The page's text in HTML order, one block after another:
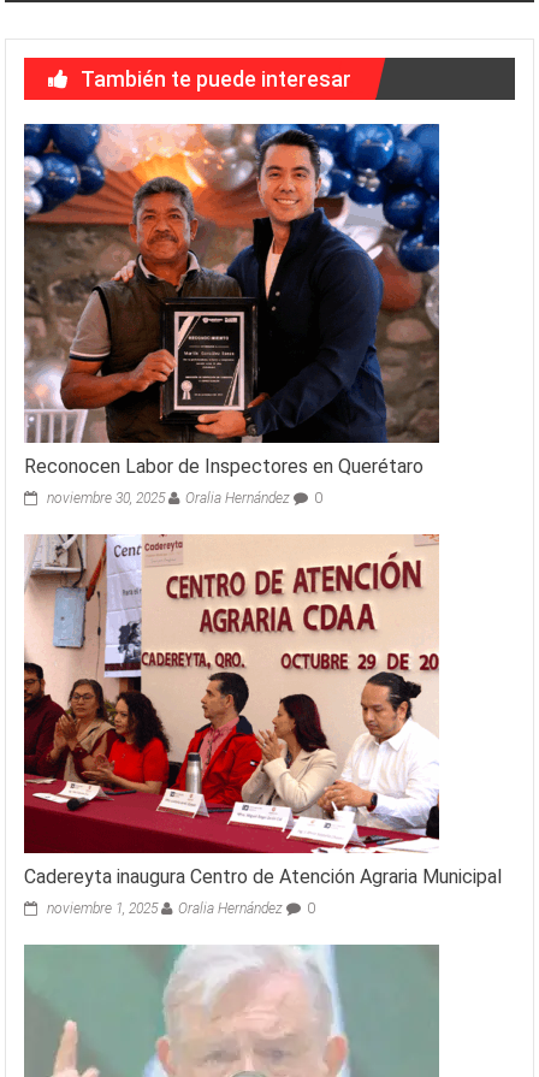
También te puede interesar
Reconocen Labor de Inspectores en Querétaro
noviembre 30, 2025 Oralia Hernández 0
Cadereyta inaugura Centro de Atención Agraria Municipal
noviembre 1, 2025 Oralia Hernández 0